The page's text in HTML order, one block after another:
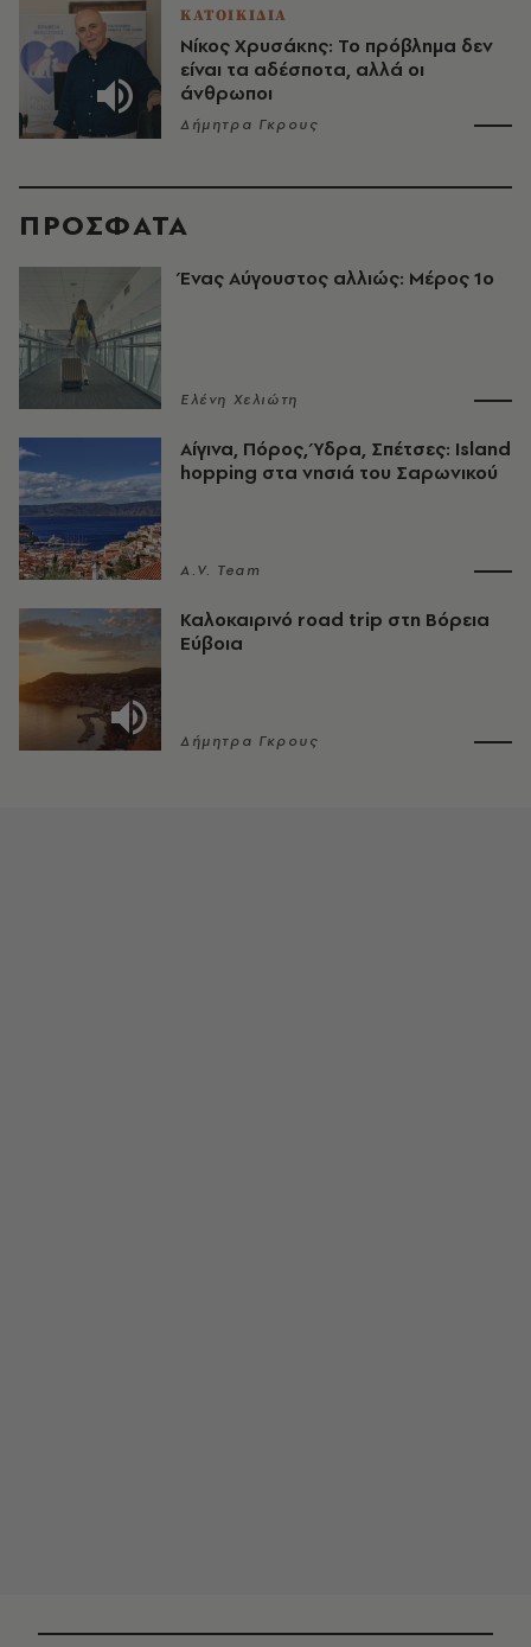
ΚΑΤΟΙΚΙΔΙΑ
Νίκος Χρυσάκης: Το πρόβλημα δεν
είναι τα αδέσποτα, αλλά οι
άνθρωποι
Δήμητρα Γκρους
ΠΡΟΣΦΑΤΑ
Ένας Αύγουστος αλλιώς: Μέρος 1ο
Ελένη Χελιώτη
Αίγινα, Πόρος, Ύδρα, Σπέτσες: Island
hopping στα νησιά του Σαρωνικού
A.V. Team
Καλοκαιρινό road trip στη Βόρεια
Εύβοια
Δήμητρα Γκρους